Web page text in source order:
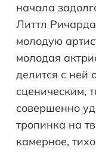
начала
Литтл
молодую
молодая
делится с ней
сценическим,
совершенно
тропинка на
камерное,